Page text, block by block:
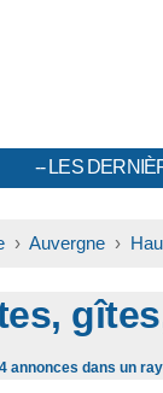
LES
›Auvergne ›
4 annonces dans un